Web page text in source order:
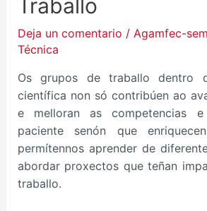
Traballo
Deja un comentario / Agamfec-
Técnica
Os grupos de traballo dentro
científica non só contribúen ao
e melloran as competencias
paciente senón que
permítennos aprender de
abordar proxectos que teñan
traballo.